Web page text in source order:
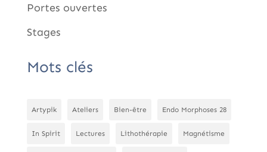
Portes ouvertes
Stages
Mots clés
Artypik Ateliers Bien-être Endo Morphoses 28
In Spirit Lectures Lithothérapie Magnétisme